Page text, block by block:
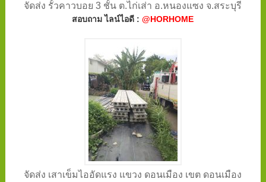
จัดส่ง รั้วคาวบอย 3 ชั้น ต.ไก่เส่า อ.หนองแซง จ.สระบุรี
สอบถาม ไลน์ไอดี :@HORHOME
จัดส่ง เสาเข็มไออัดแรง แขวง ดอนเมือง เขต ดอนเมือง